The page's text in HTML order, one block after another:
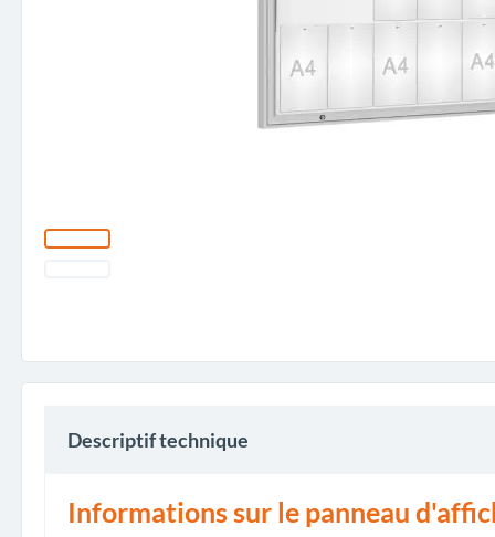
Descriptif technique
Informations sur le panneau